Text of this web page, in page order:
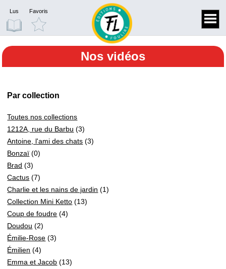
Lus Favoris
Nos vidéos
Par collection
Toutes nos collections
1212A, rue du Barbu (3)
Antoine, l'ami des chats (3)
Bonzaï (0)
Brad (3)
Cactus (7)
Charlie et les nains de jardin (1)
Collection Mini Ketto (13)
Coup de foudre (4)
Doudou (2)
Émilie-Rose (3)
Émilien (4)
Emma et Jacob (13)